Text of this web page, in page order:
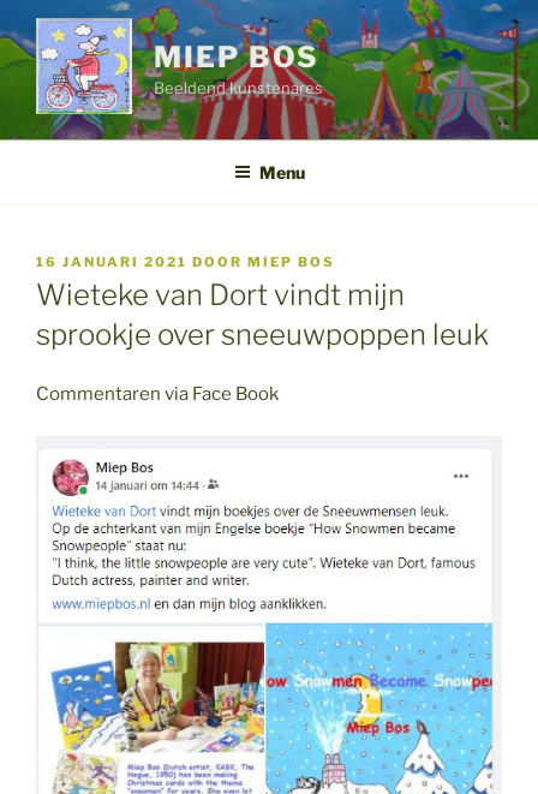
naar
de
inhoud
MIEP BOS
Beeldend kunstenares
Menu
GEPLAATST
OP
16 JANUARI 2021 DOOR MIEP BOS
Wieteke van Dort vindt mijn
sprookje over sneeuwpoppen leuk
Commentaren via Face Book